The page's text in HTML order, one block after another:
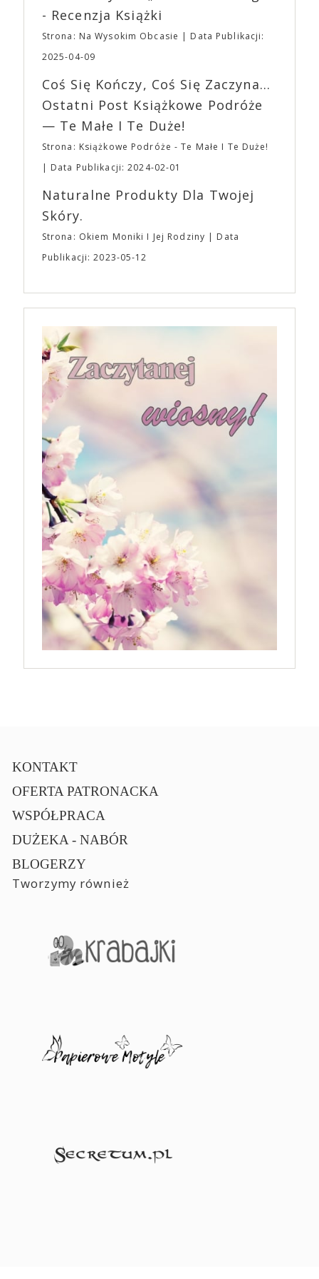
roli. Twórca kultowych „Dziedzictwo. Hereditary” i
„Midsommar. W biały dzień” zrealizował najbardziej
osobisty film, który pozwolił mu w pełni podzielić
się z widzami swoimi lękami, wizją świata, a przede
„Bo się boi” w kinach od 21 kwietnia.
Waszych ulubionych Wystawców serwujących
napoje oraz drobne przekąski a przed halą
planujemy Strefę FoodTrucków. Życzymy Wam
fantastycznego czasu oczekiwania na nadchodzącą
EXPO XXI!
- Recenzja Książki
Strona: Na Wysokim Obcasie
Data Publikacji:
2025-04-09
Coś Się Kończy, Coś Się Zaczyna...
Ostatni Post Książkowe Podróże
— Te Małe I Te Duże!
Strona: Książkowe Podróże - Te Małe I Te Duże!
Data Publikacji: 2024-02-01
Naturalne Produkty Dla Twojej
Skóry.
Strona: Okiem Moniki I Jej Rodziny
Data
Publikacji: 2023-05-12
KONTAKT
OFERTA PATRONACKA
WSPÓŁPRACA
DUŻEKA - NABÓR
BLOGERZY
Tworzymy również